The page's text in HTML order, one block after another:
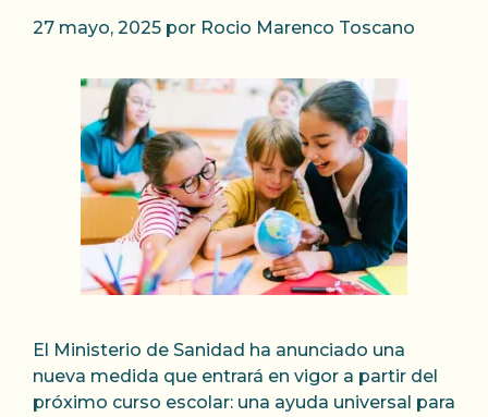
27 mayo, 2025 por Rocio Marenco Toscano
El Ministerio de Sanidad ha anunciado una
nueva medida que entrará en vigor a partir del
próximo curso escolar: una ayuda universal para